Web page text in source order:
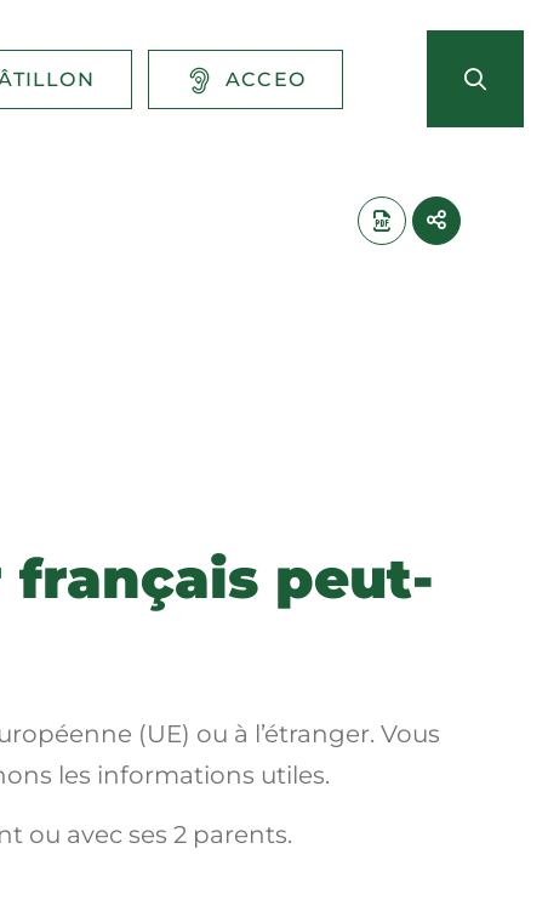
ACCEO
français peut-
(UE) ou à l’étranger. Vous
les informations utiles.
ou avec ses 2 parents.